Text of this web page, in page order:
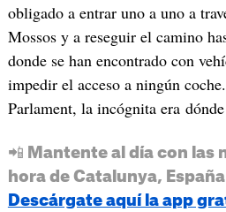
obligado a entrar uno a uno a
Mossos y a reseguir el camino
donde se han encontrado con
impedir el acceso a ningún
Parlament, la incógnita era
📲 Mantente al día con las
hora de Catalunya,
Descárgate aquí la app